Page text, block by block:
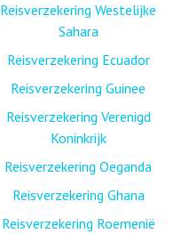
Reisverzekering Westelijke
Sahara
Reisverzekering Ecuador
Reisverzekering Guinee
Reisverzekering Verenigd
Koninkrijk
Reisverzekering Oeganda
Reisverzekering Ghana
Reisverzekering Roemenië